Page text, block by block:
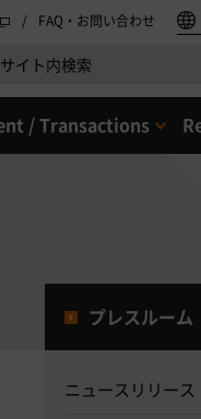
FAQ・お問い合わせ
/ Transactions
プレスルーム
ニュースリリース